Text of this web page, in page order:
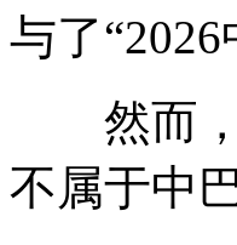
与了“2026
然而，
不属于中